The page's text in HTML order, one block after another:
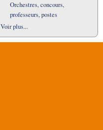
Orchestres, concours,
professeurs, postes
Voir plus...